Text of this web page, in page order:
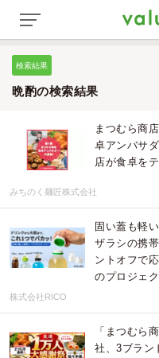
検索結果
晩酌の検索結果
まつむら商
卓アンバサ
店が食卓を
みちのく麺匠株式会社
固い蓋も軽
ザラシの携
ントオフで
のプロジェ
株式会社RICO
「まつむら
社、3ブラン